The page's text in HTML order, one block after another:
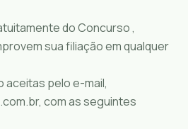
do Concurso ,
sua filiação em qualquer
aceitas pelo e-mail,
com as seguintes